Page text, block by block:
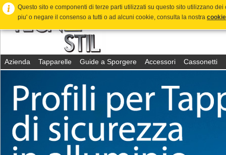
Azienda Tapparelle Guide a Sporgere Accessori Cassonetti
Questo sito e componenti di terze parti utilizzati su questo sito utilizzano
piu' o negare il consenso a tutti o ad alcuni cookie, consulta la nostra